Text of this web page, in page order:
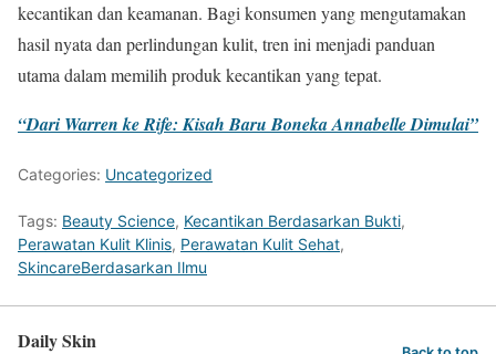
kecantikan dan keamanan. Bagi konsumen yang mengutamakan
hasil nyata dan perlindungan kulit, tren ini menjadi panduan
utama dalam memilih produk kecantikan yang tepat.
“Dari Warren ke Rife: Kisah Baru Boneka Annabelle Dimulai”
Categories: Uncategorized
Tags: Beauty Science, Kecantikan Berdasarkan Bukti,
Perawatan Kulit Klinis, Perawatan Kulit Sehat,
SkincareBerdasarkan Ilmu
Daily Skin